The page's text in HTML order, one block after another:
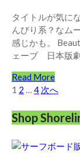
タイトルが気に
んびり系？なム
感じかも。
ェーブ 日本版
Read More
投
稿
の
ペ
ー
1 2 … 4 次へ
Shop